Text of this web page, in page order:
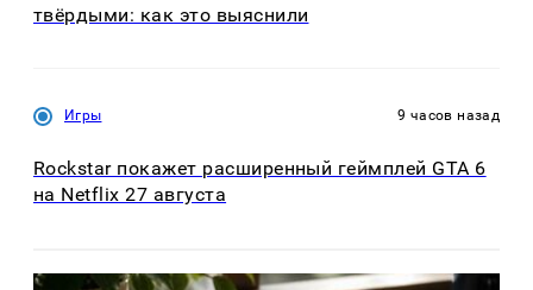
твёрдыми: как это выяснили
Игры 9 часов назад
Rockstar покажет расширенный геймплей GTA 6
на Netflix 27 августа